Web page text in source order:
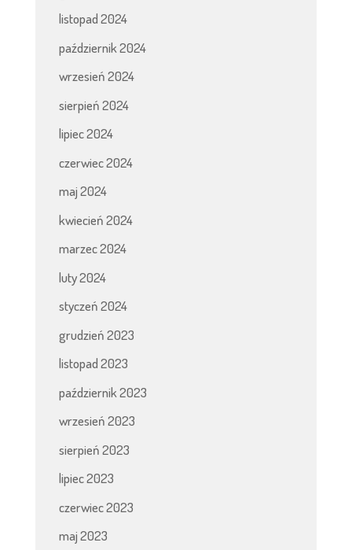
listopad 2024
październik 2024
wrzesień 2024
sierpień 2024
lipiec 2024
czerwiec 2024
maj 2024
kwiecień 2024
marzec 2024
luty 2024
styczeń 2024
grudzień 2023
listopad 2023
październik 2023
wrzesień 2023
sierpień 2023
lipiec 2023
czerwiec 2023
maj 2023